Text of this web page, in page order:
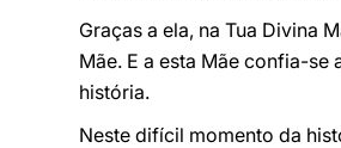
Graças a ela, na Tua Divina
Mãe. E a esta Mãe confia-
história.
Neste difícil momento da